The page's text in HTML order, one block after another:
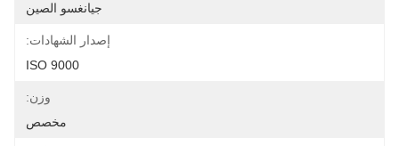
جيانغسو الصين
إصدار الشهادات:
ISO 9000
وزن:
مخصص